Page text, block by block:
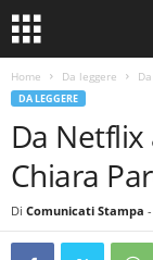
Home Da leggere
DA LEGGERE
Da
Chiara
Di Comunicati Stampa -